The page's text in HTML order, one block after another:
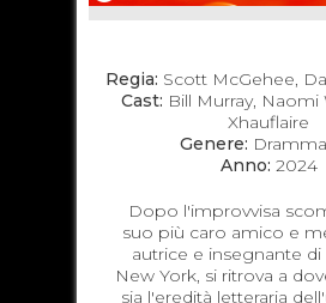
Regia: Scott McGehee,
Cast: Bill Murray, Naomi
Xhauflaire
Genere:
Anno: 2024
Dopo l'improvvisa
suo più caro amico e
autrice e insegnante di
New York, si ritrova a
sia l'eredità letteraria